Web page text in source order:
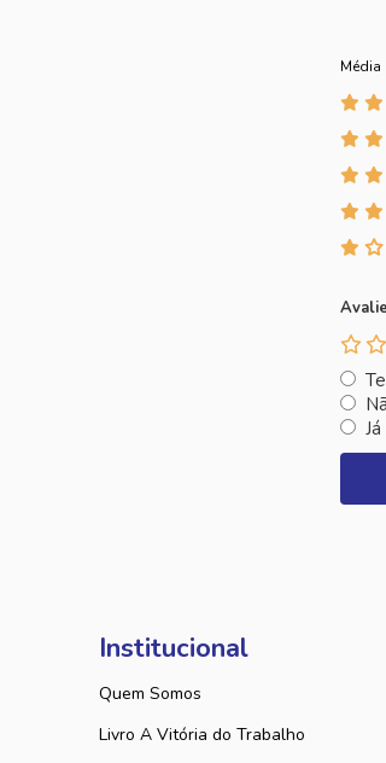
Média
Institucional
Quem Somos
Livro A Vitória do Trabalho